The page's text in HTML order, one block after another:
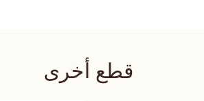
قطع أخرى